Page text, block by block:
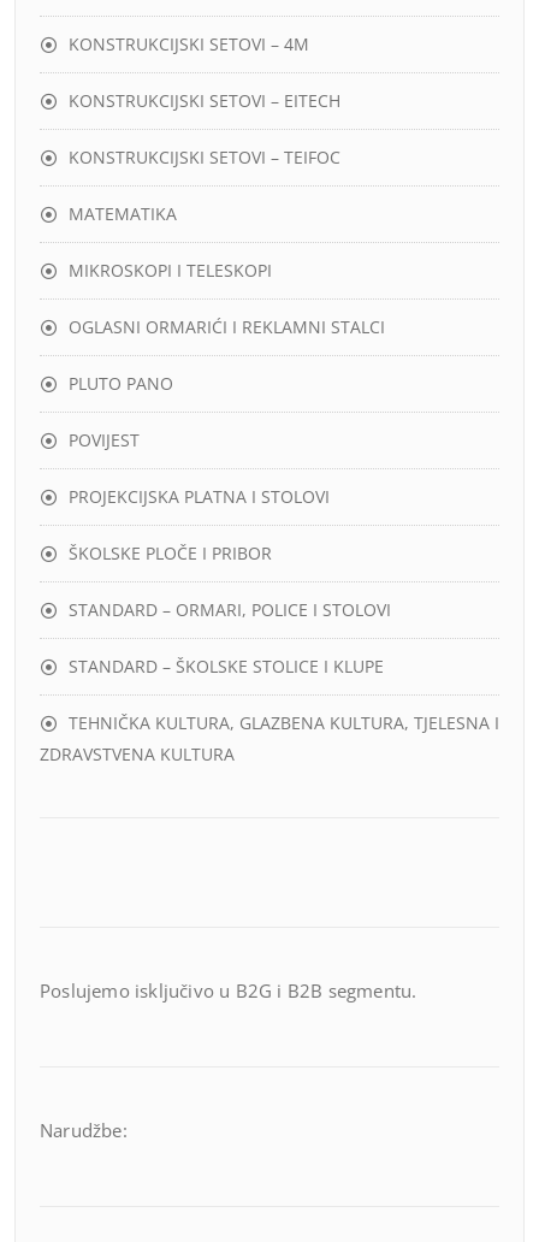
KONSTRUKCIJSKI SETOVI – 4M
KONSTRUKCIJSKI SETOVI – EITECH
KONSTRUKCIJSKI SETOVI – TEIFOC
MATEMATIKA
MIKROSKOPI I TELESKOPI
OGLASNI ORMARIĆI I REKLAMNI STALCI
PLUTO PANO
POVIJEST
PROJEKCIJSKA PLATNA I STOLOVI
ŠKOLSKE PLOČE I PRIBOR
STANDARD – ORMARI, POLICE I STOLOVI
STANDARD – ŠKOLSKE STOLICE I KLUPE
TEHNIČKA KULTURA, GLAZBENA KULTURA, TJELESNA I
ZDRAVSTVENA KULTURA
Poslujemo isključivo u B2G i B2B segmentu.
Narudžbe: